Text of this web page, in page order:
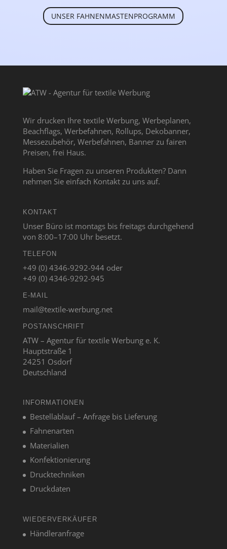
UNSER FAHNENMASTENPROGRAMM
Wir drucken Ihre textile Werbung, Werbeplanen,
Beachflags, Werbefahnen, Rollups, Dekobanner,
Messezubehör, Werbefahnen, Banner zu fairen
Preisen, frei Haus.
Haben Sie Fragen zu unseren Produkten? Dann
nehmen Sie einfach Kontakt zu uns auf.
KONTAKT
Unser Büro ist montags bis freitags durchgehend
von 8:00–17:00 Uhr besetzt.
TELEFON
+49 (0) 4346-9292-944 oder
+49 (0) 4346-9292-945
E-MAIL
mail@textile-werbung.net
POSTANSCHRIFT
ATW – Agentur für textile Werbung e. K.
Hauptstraße 1
24251 Osdorf
Deutschland
INFORMATIONEN
Bestellablauf – Anfrage bis Lieferung
Fahnenarten
Materialien
Konfektionierung
Drucktechniken
Druckdaten
WIEDERVERKÄUFER
Händleranfrage